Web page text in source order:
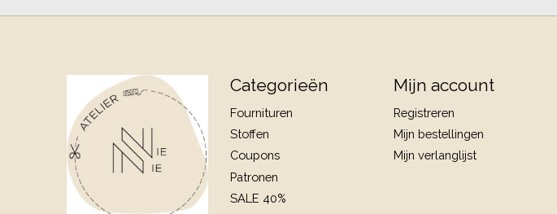
Categorieën
Fournituren
Stoffen
Coupons
Patronen
SALE 40%
Mijn account
Registreren
Mijn bestellingen
Mijn verlanglijst